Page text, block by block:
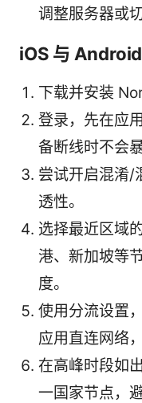
调整服务器或
iOS 与
下载并安装
登录，先在应
备断线时不会
尝试开启混淆/
透性。
选择最近区域
港、新加坡等
度。
使用分流设置
应用直连网络
在高峰时段如
一国家节点，